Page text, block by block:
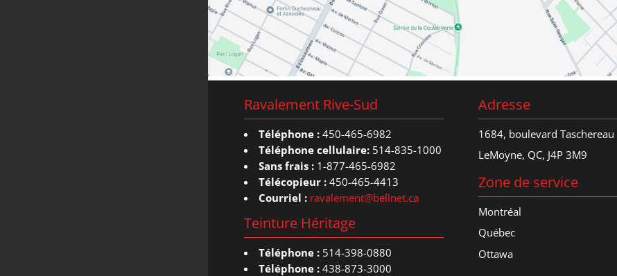
Ravalement Rive-Sud
Téléphone : 450-465-6982
Téléphone cellulaire: 514-835-1000
Sans frais : 1-877-465-6982
Télécopieur : 450-465-4413
Courriel : ravalement@bellnet.ca
Teinture Héritage
Téléphone : 514-398-0880
Téléphone : 438-873-3000
Adresse
1684, boulevard Taschereau
LeMoyne, QC, J4P 3M9
Zone de service
Montréal
Québec
Ottawa